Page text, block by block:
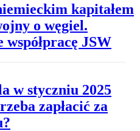
kapitałem
o węgiel.
współpracę JSW
w styczniu 2025
zapłacić za